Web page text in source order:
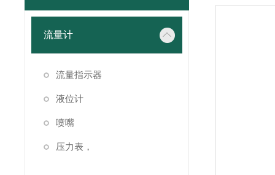
流量计
流量指示器
液位计
喷嘴
压力表，